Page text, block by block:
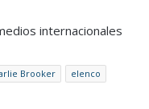
internacionales
Brooker
elenco